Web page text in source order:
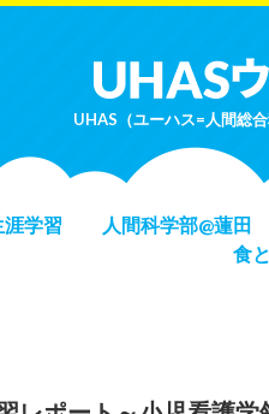
UHAS（ユーハス=人間総
学習 人間科学部@蓮田
食